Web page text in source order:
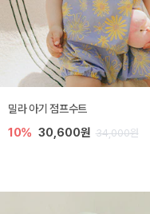
밀라 아기 점프수트
10% 30,600원 34,000원